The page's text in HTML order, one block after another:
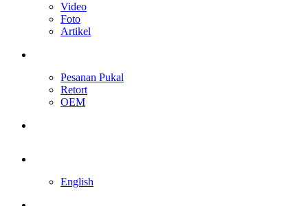
Video
Foto
Artikel
Pesanan Pukal
Retort
OEM
English